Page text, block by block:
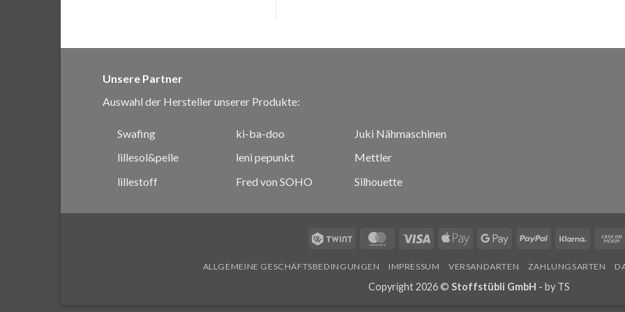
Unsere Partner
Auswahl der Hersteller unserer Produkte:
Swafing
lillesol&pelle
lillestoff
ki-ba-doo
leni pepunkt
Fred von SOHO
Juki Nähmaschinen
Mettler
Silhouette
Twint MasterCard
Visa
Apple
Google PayPal Klarna
ALLGEMEINE GESCHÄFTSBEDINGUNGEN IMPRESSUM VERSANDARTEN ZAHLUNGSARTEN
Copyright 2026 © Stoffstübli GmbH - by TS